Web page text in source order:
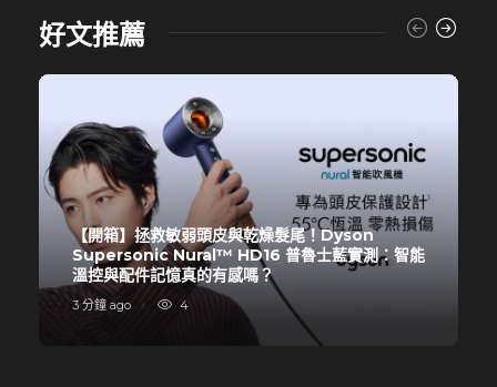
好文推薦
【開箱】拯救敏弱頭皮與乾燥髮尾！Dyson
Supersonic Nural™ HD16 普魯士藍實測：智能
溫控與配件記憶真的有感嗎？
3 分鐘 ago 4